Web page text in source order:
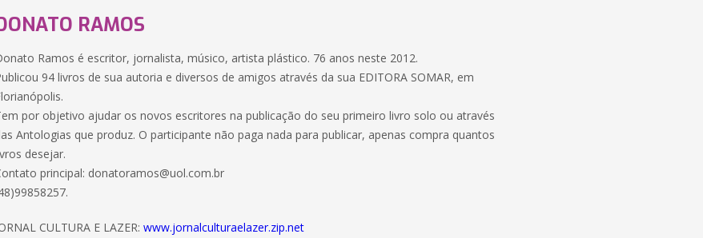
RAMOS
Ramos é escritor, jornalista, músico, artista plástico. 76 anos neste 2012.
94 livros de sua autoria e diversos de amigos através da sua EDITORA SOMAR, em
por objetivo ajudar os novos escritores na publicação do seu primeiro livro solo ou através
Antologias que produz. O participante não paga nada para publicar, apenas compra quantos
desejar.
principal: donatoramos@uol.com.br
CULTURA E LAZER:www.jornalculturaelazer.zip.net